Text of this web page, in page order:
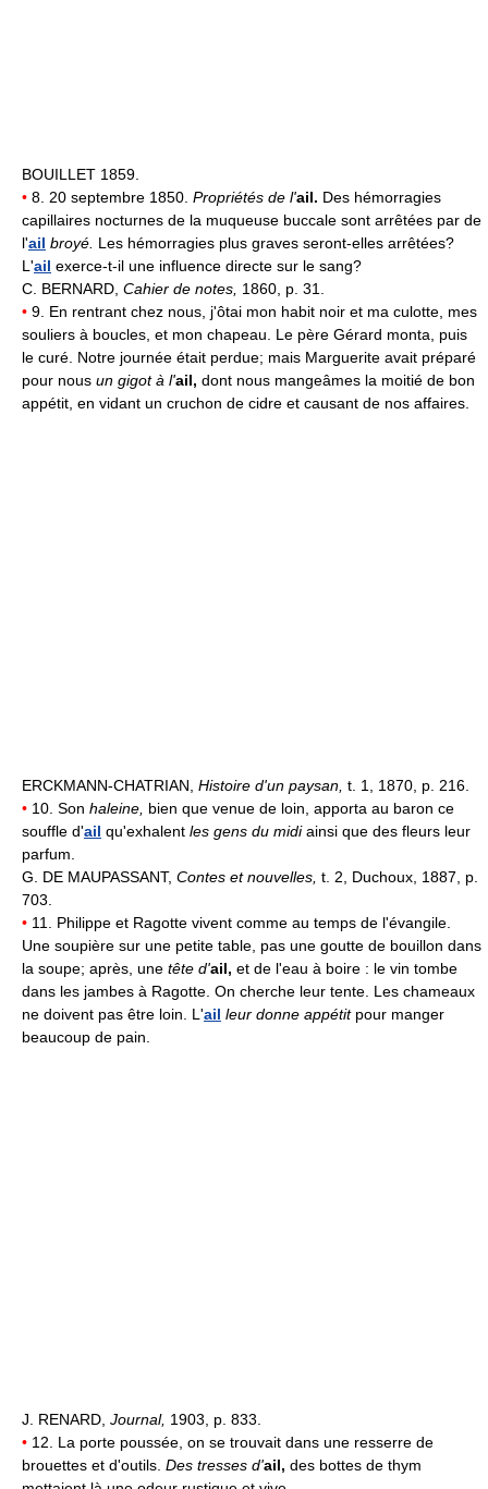
BOUILLET 1859.
• 8. 20 septembre 1850. Propriétés de l'ail. Des hémorragies
capillaires nocturnes de la muqueuse buccale sont arrêtées par de
l'ail broyé. Les hémorragies plus graves seront-elles arrêtées?
L'ail exerce-t-il une influence directe sur le sang?
C. BERNARD, Cahier de notes, 1860, p. 31.
• 9. En rentrant chez nous, j'ôtai mon habit noir et ma culotte, mes
souliers à boucles, et mon chapeau. Le père Gérard monta, puis
le curé. Notre journée était perdue; mais Marguerite avait préparé
pour nous un gigot à l'ail, dont nous mangeâmes la moitié de bon
appétit, en vidant un cruchon de cidre et causant de nos affaires.
ERCKMANN-CHATRIAN, Histoire d'un paysan, t. 1, 1870, p. 216.
• 10. Son haleine, bien que venue de loin, apporta au baron ce
souffle d'ail qu'exhalent les gens du midiainsi que des fleurs leur
parfum.
G. DE MAUPASSANT, Contes et nouvelles, t. 2, Duchoux, 1887, p.
703.
• 11. Philippe et Ragotte vivent comme au temps de l'évangile.
Une soupière sur une petite table, pas une goutte de bouillon dans
la soupe; après, une tête d'ail, et de l'eau à boire : le vin tombe
dans les jambes à Ragotte. On cherche leur tente. Les chameaux
ne doivent pas être loin. L'ail leur donne appétitpour manger
beaucoup de pain.
J. RENARD, Journal, 1903, p. 833.
• 12. La porte poussée, on se trouvait dans une resserre de
brouettes et d'outils. Des tresses d'ail, des bottes de thym